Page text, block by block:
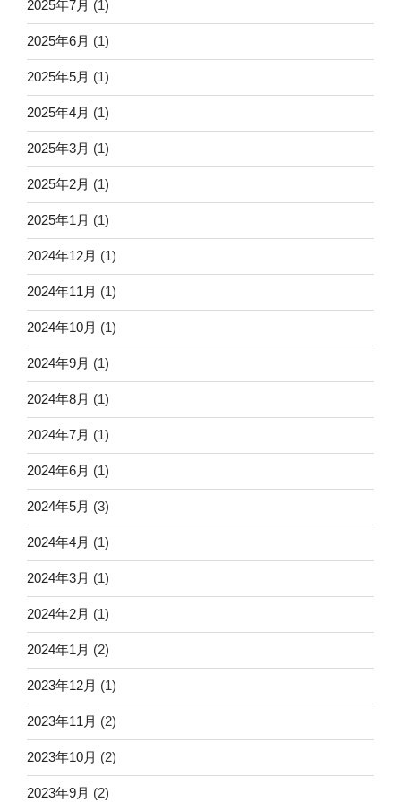
2025年7月 (1)
2025年6月 (1)
2025年5月 (1)
2025年4月 (1)
2025年3月 (1)
2025年2月 (1)
2025年1月 (1)
2024年12月 (1)
2024年11月 (1)
2024年10月 (1)
2024年9月 (1)
2024年8月 (1)
2024年7月 (1)
2024年6月 (1)
2024年5月 (3)
2024年4月 (1)
2024年3月 (1)
2024年2月 (1)
2024年1月 (2)
2023年12月 (1)
2023年11月 (2)
2023年10月 (2)
2023年9月 (2)